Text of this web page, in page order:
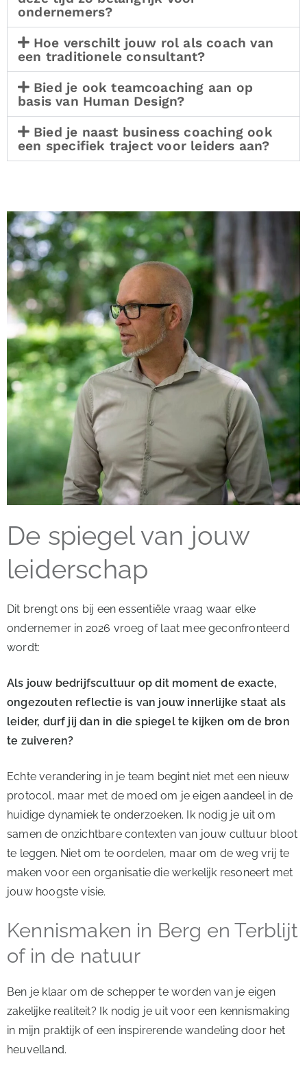
ondernemers?
Hoe verschilt jouw rol als coach van
een traditionele consultant?
Bied je ook teamcoaching aan op
basis van Human Design?
Bied je naast business coaching ook
een specifiek traject voor leiders aan?
De spiegel van jouw
leiderschap
Dit brengt ons bij een essentiële vraag waar elke
ondernemer in 2026 vroeg of laat mee geconfronteerd
wordt:
Als jouw bedrijfscultuur op dit moment de exacte,
ongezouten reflectie is van jouw innerlijke staat als
leider, durf jij dan in die spiegel te kijken om de bron
te zuiveren?
Echte verandering in je team begint niet met een nieuw
protocol, maar met de moed om je eigen aandeel in de
huidige dynamiek te onderzoeken. Ik nodig je uit om
samen de onzichtbare contexten van jouw cultuur bloot
te leggen. Niet om te oordelen, maar om de weg vrij te
maken voor een organisatie die werkelijk resoneert met
jouw hoogste visie.
Kennismaken in Berg en Terblijt
of in de natuur
Ben je klaar om de schepper te worden van je eigen
zakelijke realiteit? Ik nodig je uit voor een kennismaking
in mijn praktijk of een inspirerende wandeling door het
heuvelland.